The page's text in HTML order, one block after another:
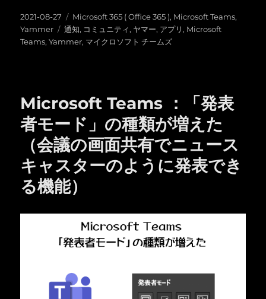
投
稿
日:
2021-08-27
カ
テ
ゴ
Microsoft 365 ( Office 365 ), Microsoft Teams,
Yammer
タ
グ
通知, コミュニティ, ヤマー, アプリ , Microsoft
Teams,Yammer, マイクロソフト チームズ
Microsoft Teams ：「発表
者モード」の種類が増えた
（会議の画面共有でニュース
キャスターのように発表でき
る機能）